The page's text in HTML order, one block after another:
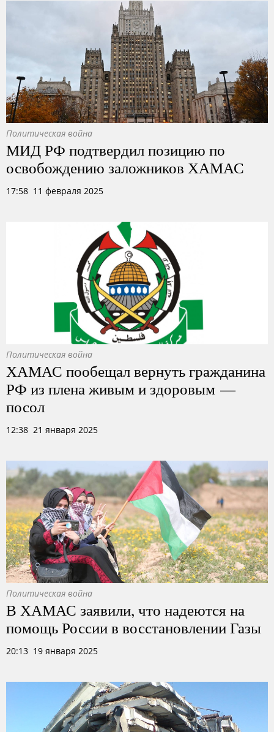
Политическая война
МИД РФ подтвердил позицию по
освобождению заложников ХАМАС
17:58 11 февраля 2025
Политическая война
ХАМАС пообещал вернуть гражданина
РФ из плена живым и здоровым —
посол
12:38 21 января 2025
Политическая война
В ХАМАС заявили, что надеются на
помощь России в восстановлении Газы
20:13 19 января 2025